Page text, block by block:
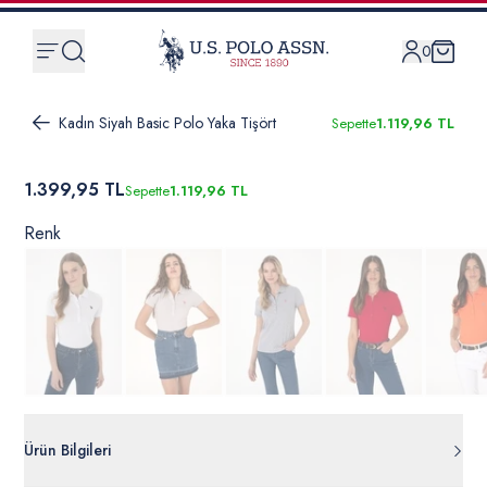
0
Kadın Siyah Basic Polo Yaka Tişört Sepette1.119,96 TL
1.399,95 TLSepette1.119,96 TL
Renk
Ürün Bilgileri